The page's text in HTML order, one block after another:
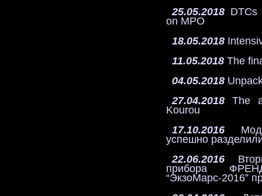
25.05.2018 DTCs
on MPO
18.05.2018
11.05.2018 The
04.05.2018
27.04.2018 The
Kourou
17.10.2016
успешно
22.06.2016
прибора
“ЭкзоМарс-2016”